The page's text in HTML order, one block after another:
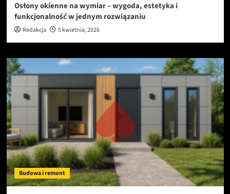
Osłony okienne na wymiar – wygoda, estetyka i
funkcjonalność w jednym rozwiązaniu
Redakcja 5 kwietnia, 2026
Budowa i remont